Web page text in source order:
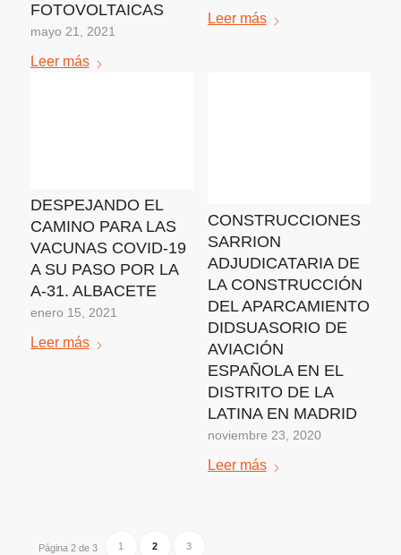
FOTOVOLTAICAS
mayo 21, 2021
Leer más
Leer más
DESPEJANDO EL
CAMINO PARA LAS
VACUNAS COVID-19
A SU PASO POR LA
A-31. ALBACETE
enero 15, 2021
Leer más
CONSTRUCCIONES
SARRION
ADJUDICATARIA DE
LA CONSTRUCCIÓN
DEL APARCAMIENTO
DIDSUASORIO DE
AVIACIÓN
ESPAÑOLA EN EL
DISTRITO DE LA
LATINA EN MADRID
noviembre 23, 2020
Leer más
Página 2 de 3 1 2 3